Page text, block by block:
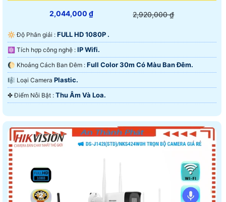
2,044,000 ₫ 2,920,000 ₫
🔆 Độ Phân giải : FULL HD 1080P .
⚛️ Tích hợp công nghệ : IP Wifi.
🌔 Khoảng Cách Ban Đêm : Full Color 30m Có Màu Ban Ðêm.
🎼️ Loại Camera Plastic.
️✤ Điểm Nỗi Bật : Thu Âm Và Loa.